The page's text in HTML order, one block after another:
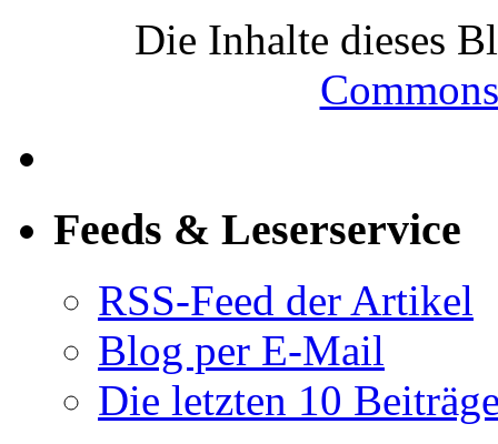
Die Inhalte dieses
Feeds & Leserservice
RSS-Feed der Artikel
Blog per E-Mail
Die letzten 10